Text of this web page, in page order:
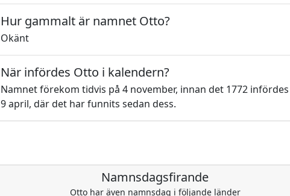
Hur gammalt är namnet Otto?
Okänt
När infördes Otto i kalendern?
Namnet förekom tidvis på 4 november, innan det 1772
9 april, där det har funnits sedan dess.
Namnsdagsfirande
Otto har även namnsdag i följande länder